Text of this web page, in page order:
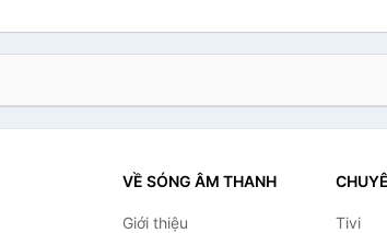
VỀ SÓNG ÂM THANH
Giới thiệu
Tivi